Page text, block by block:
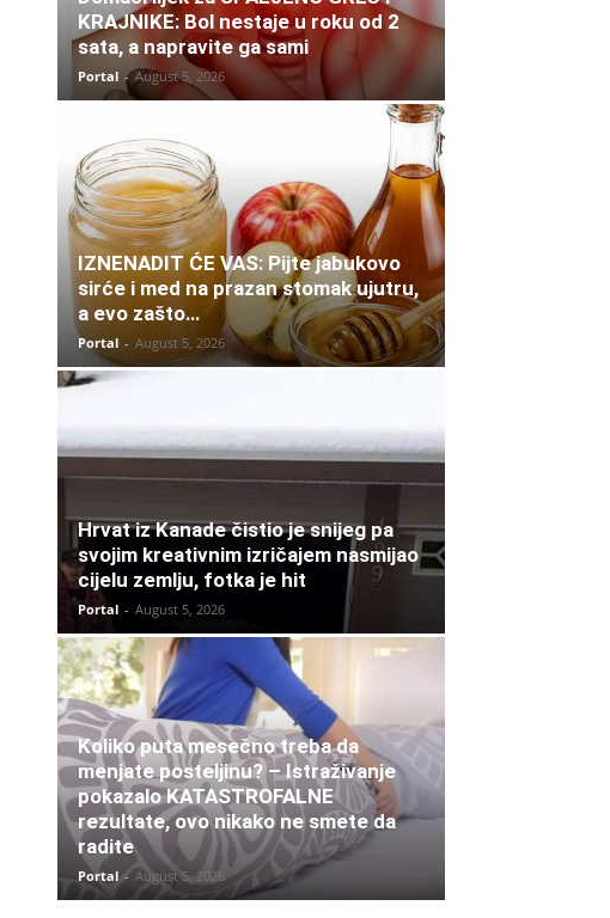
KRAJNIKE: Bol nestaje u roku od 2
sata, a napravite ga sami
Portal - August 5, 2026
IZNENADIT ĆE VAS: Pijte jabukovo
sirće i med na prazan stomak ujutru,
a evo zašto…
Portal - August 5, 2026
Hrvat iz Kanade čistio je snijeg pa
svojim kreativnim izričajem nasmijao
cijelu zemlju, fotka je hit
Portal - August 5, 2026
Koliko puta mesečno treba da
menjate posteljinu? – Istraživanje
pokazalo KATASTROFALNE
rezultate, ovo nikako ne smete da
radite
Portal - August 5, 2026